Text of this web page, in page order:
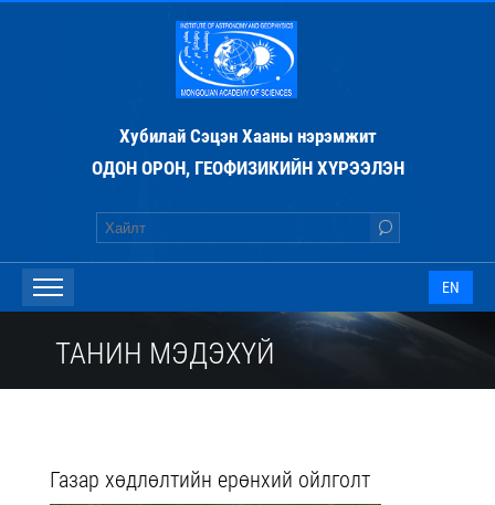
Хубилай Сэцэн Хааны нэрэмжит
ОДОН ОРОН, ГЕОФИЗИКИЙН ХҮРЭЭЛЭН
EN
ТАНИН МЭДЭХҮЙ
Газар хөдлөлтийн ерөнхий ойлголт